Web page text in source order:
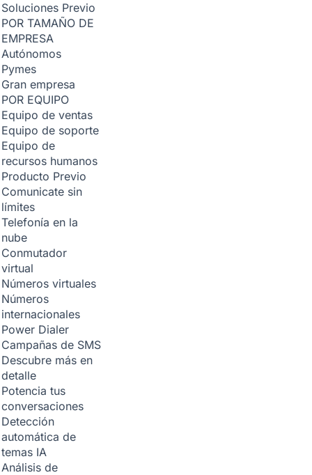
Soluciones Previo
POR TAMAÑO DE
EMPRESA
Autónomos
Pymes
Gran empresa
POR EQUIPO
Equipo de ventas
Equipo de soporte
Equipo de
recursos humanos
Producto Previo
Comunicate sin
límites
Telefonía en la
nube
Conmutador
virtual
Números virtuales
Números
internacionales
Power Dialer
Campañas de SMS
Descubre más en
detalle
Potencia tus
conversaciones
Detección
automática de
temas IA
Análisis de